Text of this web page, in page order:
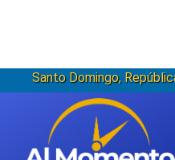
Santo Domingo,